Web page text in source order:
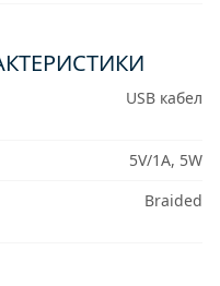
USB кабел
5V/1A, 5W
Braided